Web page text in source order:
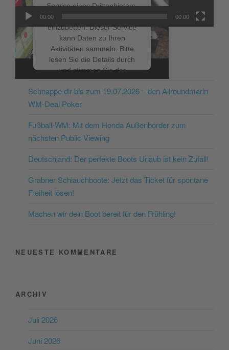
Service eines Drittanbieters,
einzubetten. Dieser Service
kann Daten zu Ihren
Aktivitäten sammeln. Bitte
lesen Sie die Details durch
und stimmen Sie der
Nutzung des Service zu, um
dieses Video anzusehen.
Mehr Informationen
powered by
Consent Management
00:00 00:00
NEUESTE BEITRÄGE
Schnappe dir bis zum 19.07.2026 – den Allroundmarin
WM-Deal Poker
Fußball-WM: Mit dem Honda Außenborder zum
nächsten Public Viewing
Deutschland: Der perfekte Boots Urlaub ist kein Zufall!
Grabner Schlauchboote: Jetzt das Ticket für spontane
Freiheit lösen!
Machen wir dein Boot bereit für den Frühling!
NEUESTE KOMMENTARE
ARCHIV
Juli 2026
Juni 2026